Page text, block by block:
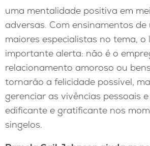
uma mentalidade positiva em
adversas. Com ensinamentos de
maiores especialistas no tema, o
importante alerta: não é o
relacionamento amoroso ou
tornarão a felicidade possível,
gerenciar as vivências pessoais
edificante e gratificante nos
singelos.